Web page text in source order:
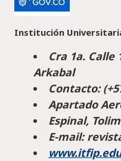
Institución
Cra 1a.
Arkabal
Contacto:
Apartado
Espinal,
E-mail: